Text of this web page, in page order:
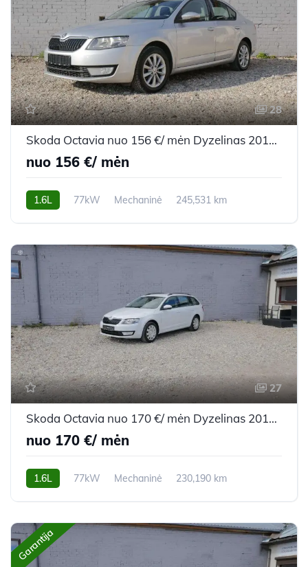
28
Skoda Octavia nuo 156 €/ mėn Dyzelinas 2013m. Hečbekas Mechaninė
nuo 156 €/ mėn
1.6L 77kW Mechaninė
245,531 km
27
Skoda Octavia nuo 170 €/ mėn Dyzelinas 2014m. Universalas Mechaninė
nuo 170 €/ mėn
1.6L 77kW Mechaninė
230,190 km
Garantija